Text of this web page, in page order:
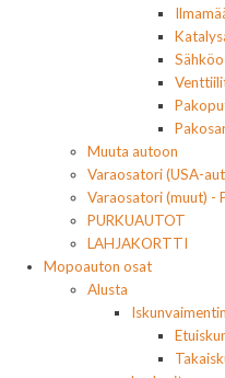
Muuta autoon
Varaosatori (USA-
Varaosatori (muut) -
PURKUAUTOT
LAHJAKORTTI
Mopoauton osat
Alusta